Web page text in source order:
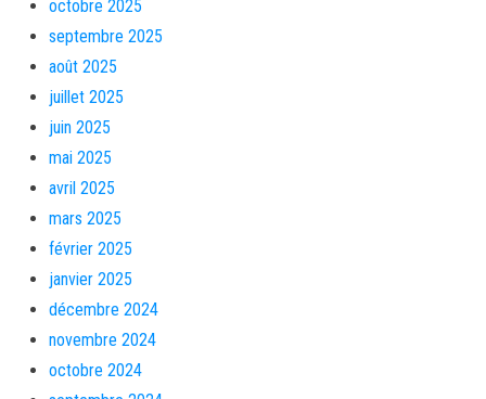
octobre 2025
septembre 2025
août 2025
juillet 2025
juin 2025
mai 2025
avril 2025
mars 2025
février 2025
janvier 2025
décembre 2024
novembre 2024
octobre 2024